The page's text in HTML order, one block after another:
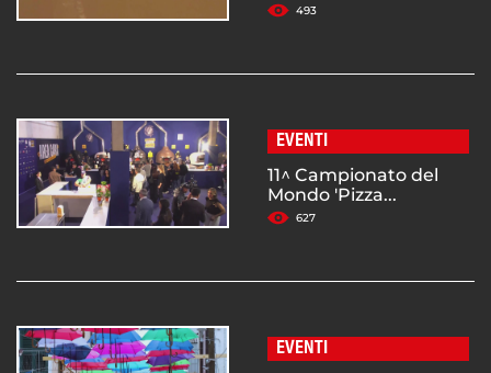
493
EVENTI
11^ Campionato del
Mondo 'Pizza...
627
EVENTI